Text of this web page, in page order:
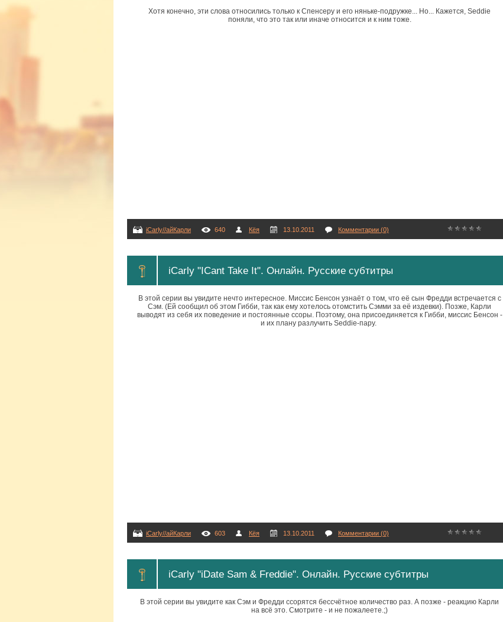
Хотя конечно, эти слова относились только к Спенсеру и его няньке-подружке... Но... Кажется, Seddie
поняли, что это так или иначе относится и к ним тоже.
iCarly//айКарли 640 Кёя 13.10.2011 Комментарии (0)
iCarly "ICant Take It". Онлайн. Русские субтитры
В этой серии вы увидите нечто интересное. Миссис Бенсон узнаёт о том, что её сын Фредди встречается с
Сэм. (Ей сообщил об этом Гибби, так как ему хотелось отомстить Сэмми за её издевки). Позже, Карли
выводят из себя их поведение и постоянные ссоры. Поэтому, она присоединяется к Гибби, миссис Бенсон -
и их плану разлучить Seddie-пару.
iCarly//айКарли 603 Кёя 13.10.2011 Комментарии (0)
iCarly "iDate Sam & Freddie". Онлайн. Русские субтитры
В этой серии вы увидите как Сэм и Фредди ссорятся бессчётное количество раз. А позже - реакцию Карли
на всё это. Смотрите - и не пожалеете.;)